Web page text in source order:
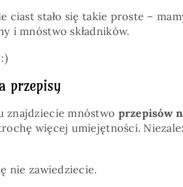
ciast stało się takie proste –
i mnóstwo składników.
przepisy
znajdziecie mnóstwo przepisów
więcej umiejętności.
nie zawiedziecie.